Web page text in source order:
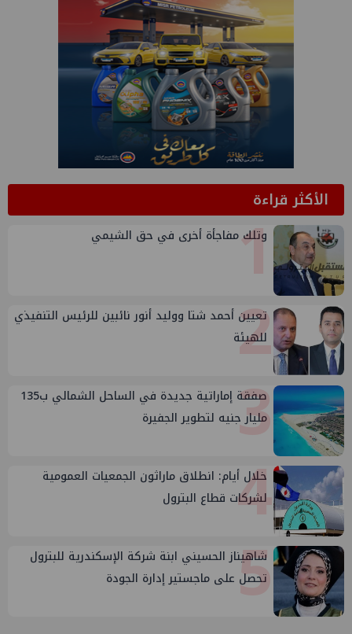
الأكثر قراءة1
وتلك مفاجأة أخرى في حق الشيمي
2
تعيين أحمد شتا ووليد أنور نائبين للرئيس التنفيذي
للهيئة
3
صفقة إماراتية جديدة في الساحل الشمالي ب135
مليار جنيه لتطوير الجفيرة
4
خلال أيام: انطلاق ماراثون الجمعيات العمومية
لشركات قطاع البترول
5
شاهيناز الحسيني ابنة شركة الإسكندرية للبترول
تحصل على ماجستير إدارة الجودة